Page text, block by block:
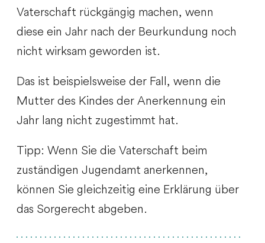
Vaterschaft rückgängig machen, wenn
diese ein Jahr nach der Beurkundung noch
nicht wirksam geworden ist.
Das ist beispielsweise der Fall, wenn die
Mutter des Kindes der Anerkennung ein
Jahr lang nicht zugestimmt hat.
Tipp: Wenn Sie die Vaterschaft beim
zuständigen Jugendamt anerkennen,
können Sie gleichzeitig eine Erklärung über
das Sorgerecht abgeben.